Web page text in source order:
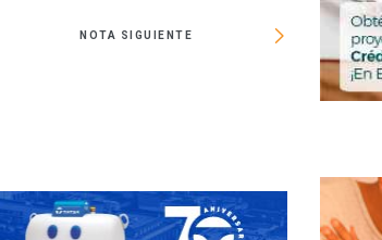
NOTA SIGUIENTE
Lloyd